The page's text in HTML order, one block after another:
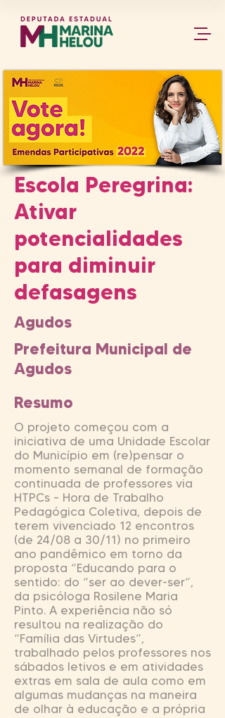
Escola Peregrina:
Ativar
potencialidades
para diminuir
defasagens
Agudos
Prefeitura Municipal de
Agudos
Resumo
O projeto começou com a
iniciativa de uma Unidade Escolar
do Município em (re)pensar o
momento semanal de formação
continuada de professores via
HTPCs – Hora de Trabalho
Pedagógica Coletiva, depois de
terem vivenciado 12 encontros
(de 24/08 a 30/11) no primeiro
ano pandêmico em torno da
proposta “Educando para o
sentido: do “ser ao dever-ser”,
da psicóloga Rosilene Maria
Pinto. A experiência não só
resultou na realização do
“Família das Virtudes”,
trabalhado pelos professores nos
sábados letivos e em atividades
extras em sala de aula como em
algumas mudanças na maneira
de olhar à educação e a própria